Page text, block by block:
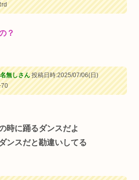
？
無しさん投稿日時:2025/07/06(日)
時に踊るダンスだよ
ンスだと勘違いしてる